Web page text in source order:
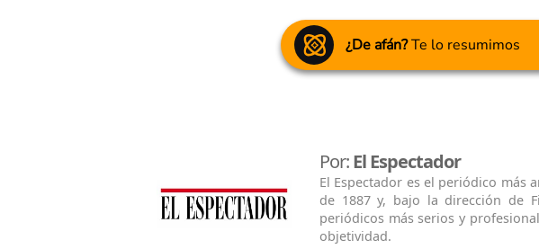
¿De afán?Te lo resumimos
Por:El Espectador
El Espectador es el periódico más
de 1887 y, bajo la dirección de
periódicos más serios y
objetividad.